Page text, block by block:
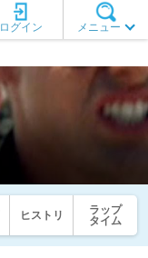
メニュー
ログイン
ヒストリ
ラップ
タイム